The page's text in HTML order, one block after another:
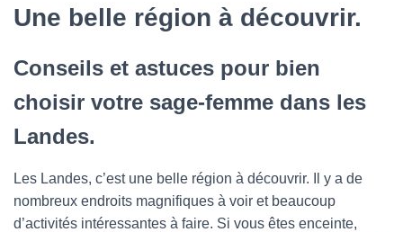
Une belle région à découvrir.
Conseils et astuces pour bien
choisir votre sage-femme dans les
Landes.
Les Landes, c’est une belle région à découvrir. Il y a de
nombreux endroits magnifiques à voir et beaucoup
d’activités intéressantes à faire. Si vous êtes enceinte,